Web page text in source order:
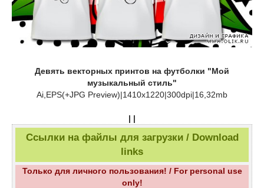
Девять векторных принтов на футболки "Мой
музыкальный стиль"
Ai,EPS(+JPG Preview)|1410x1220|300dpi|16,32mb
| |
Ссылки на файлы для загрузки / Download
links
Только для личного пользования! / For personal use
only!